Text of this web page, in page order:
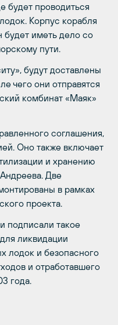
будет проводиться
Корпус корабля
будет иметь дело со
пути.
будут доставлены
чего они отправятся
комбинат «Маяк»
соглашения,
Оно также включает
и хранению
Две
в рамках
проекта.
подписали такое
ликвидации
лодок и безопасного
и отработавшего
года.